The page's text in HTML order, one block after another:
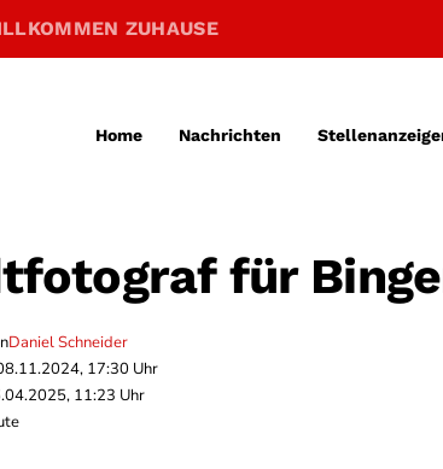
ZUHAUSE
Home Nachrichten
für
Daniel Schneider
17:30 Uhr
11:23 Uhr